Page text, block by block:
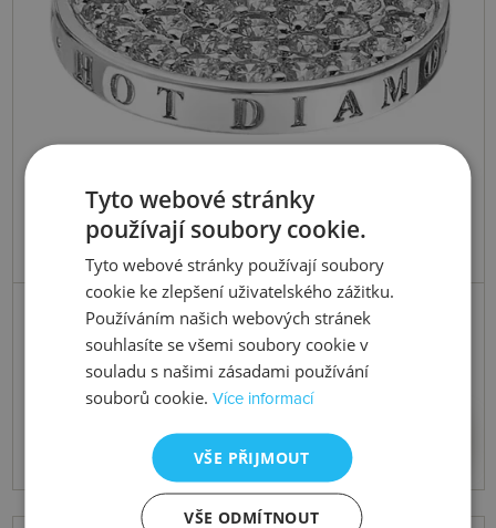
Přívěsek Emozioni Ice Sparkle Coin
Koupit
Tyto webové stránky
používají soubory cookie.
Tyto webové stránky používají soubory
cookie ke zlepšení uživatelského zážitku.
Používáním našich webových stránek
souhlasíte se všemi soubory cookie v
souladu s našimi zásadami používání
souborů cookie.Více informací
VŠE PŘIJMOUT
VŠE ODMÍTNOUT